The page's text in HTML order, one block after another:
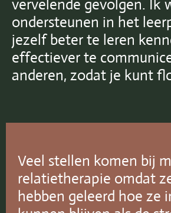
vervelende gevolgen. Ik
ondersteunen in het
jezelf beter te leren
effectiever te
anderen, zodat je kunt
Veel stellen komen bij
relatietherapie omdat
hebben geleerd hoe ze